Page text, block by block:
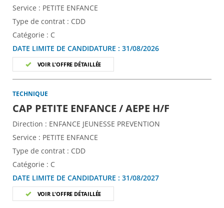
Service : PETITE ENFANCE
Type de contrat : CDD
Catégorie : C
DATE LIMITE DE CANDIDATURE : 31/08/2026
VOIR L'OFFRE DÉTAILLÉE
TECHNIQUE
CAP PETITE ENFANCE / AEPE H/F
Direction : ENFANCE JEUNESSE PREVENTION
Service : PETITE ENFANCE
Type de contrat : CDD
Catégorie : C
DATE LIMITE DE CANDIDATURE : 31/08/2027
VOIR L'OFFRE DÉTAILLÉE